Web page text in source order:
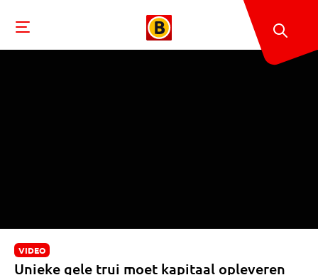
VIDEO
Unieke gele trui moet kapitaal opleveren